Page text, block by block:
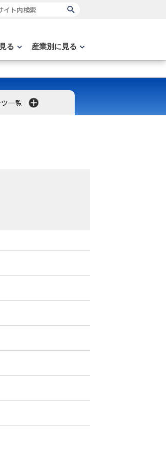
イト内検索
る 産業別に見る
一覧